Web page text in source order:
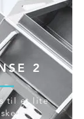
2
til et lite